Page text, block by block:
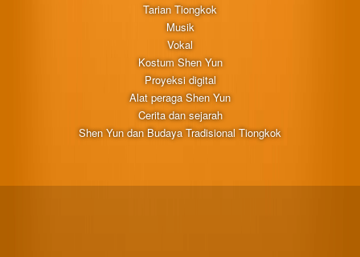
Tarian Tiongkok
Musik
Vokal
Kostum Shen Yun
Proyeksi digital
Alat peraga Shen Yun
Cerita dan sejarah
Shen Yun dan Budaya Tradisional Tiongkok